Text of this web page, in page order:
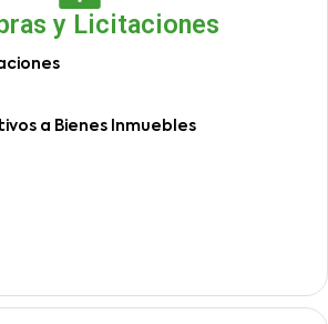
y Licitaciones
a Bienes Inmuebles